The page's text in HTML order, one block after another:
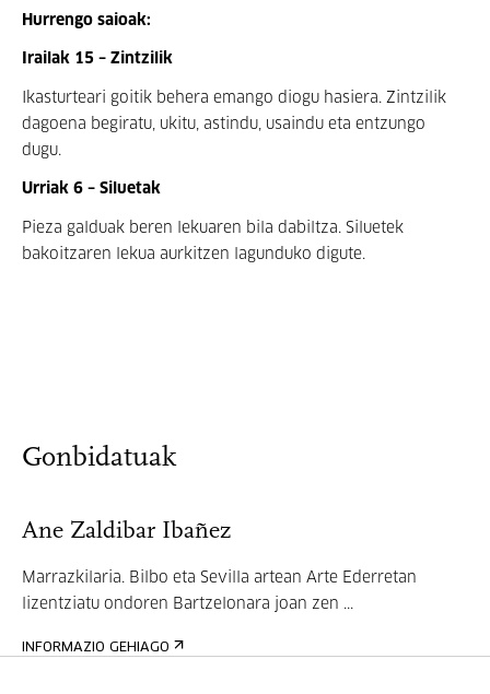
Hurrengo saioak:
Irailak 15 – Zintzilik
Ikasturteari goitik behera emango diogu hasiera. Zintzilik
dagoena begiratu, ukitu, astindu, usaindu eta entzungo
dugu.
Urriak 6 – Siluetak
Pieza galduak beren lekuaren bila dabiltza. Siluetek
bakoitzaren lekua aurkitzen lagunduko digute.
Gonbidatuak
Ane Zaldibar Ibañez
Marrazkilaria. Bilbo eta Sevilla artean Arte Ederretan
lizentziatu ondoren Bartzelonara joan zen ...
INFORMAZIO GEHIAGO